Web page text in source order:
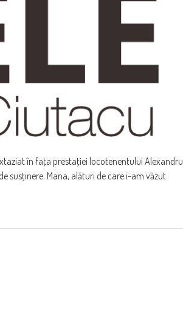
în faţa prestaţiei locotenentului Alexandru
susţinere. Mana, alături de care i-am văzut